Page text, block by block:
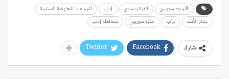
8 جنود سوريين أنقرة ودمشق إدلب
الجماعات المعارضة المسلحة
بشار الأسد
تركيا جنود سوريين محافظة إدلب
شارك Facebook
Twitter